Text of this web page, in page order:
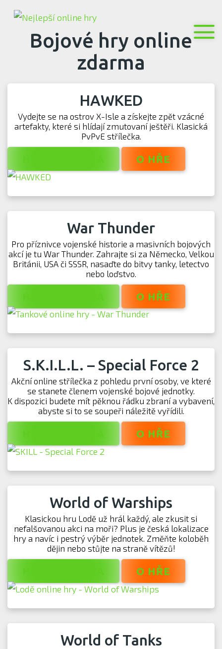
Bojové hry online
zdarma
HAWKED
Vydejte se na ostrov X-Isle a získejte zpět vzácné
artefakty, které si hlídají zmutovaní ještěři. Klasická
PvPvE střílečka.
O HŘE
War Thunder
Pro příznivce vojenské historie a masivních bojových
akcí je tu War Thunder. Zahrajte si za Německo, Velkou
Británii, USA či SSSR, nasaďte do bitvy tanky, letectvo
nebo loďstvo.
O HŘE
S.K.I.L.L. – Special Force 2
Akční online střílečka z pohledu první osoby, ve které
se stanete členem vojenské bojové jednotky.
K dispozici budete mít pěknou řádku zbraní a vybavení,
abyste si to se soupeři náležitě vyřídili.
O HŘE
World of Warships
Klasickou hru Lodě už hrál každý, ale zkusit si
nefalšovanou akci na moři? Plus je česká lokalizace
hry a navíc i pestrý výběr jednotek. Změňte koloběh
dějin nebo stůjte na straně vítězů!
O HŘE
World of Tanks